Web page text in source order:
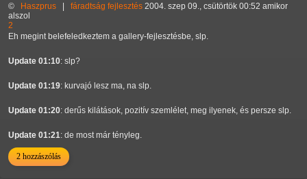
© Haszprus | fáradtság fejlesztés 2004. szep 09., csütörtök 00:52 amikor
alszol
2
Eh megint belefeledkeztem a gallery-fejlesztésbe, slp.
Update 01:10: slp?
Update 01:19: kurvajó lesz ma, na slp.
Update 01:20: derűs kilátások, pozitív szemlélet, meg ilyenek, és persze slp.
Update 01:21: de most már tényleg.
2 hozzászólás